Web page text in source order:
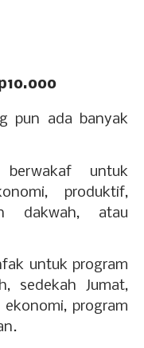
pun ada banyak
untuk
produktif,
dakwah, atau
untuk program
sedekah Jumat,
program